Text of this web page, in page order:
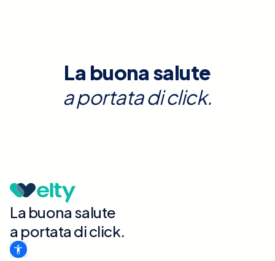
La buona salute
a portata di click.
La buona salute
a portata di click.